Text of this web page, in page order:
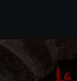
La